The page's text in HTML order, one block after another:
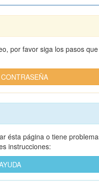
por favor siga los pasos
ésta página o tiene
instrucciones: